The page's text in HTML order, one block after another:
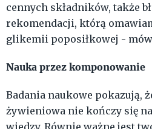
cennych składników, także
rekomendacji, którą
glikemii poposiłkowej -
Nauka przez komponowanie
Badania naukowe pokazują,
żywieniowa nie kończy się
wiedzy. Równie ważne jest